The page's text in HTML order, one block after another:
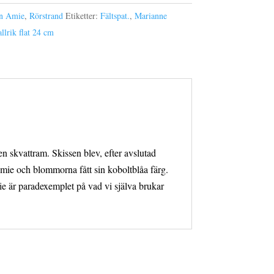
Amie, Rörstrand Etiketter: Fältspat., Marianne
flat 24 cm
skvattram. Skissen blev, efter avslutad
och blommorna fått sin koboltblåa färg.
är paradexemplet på vad vi själva brukar